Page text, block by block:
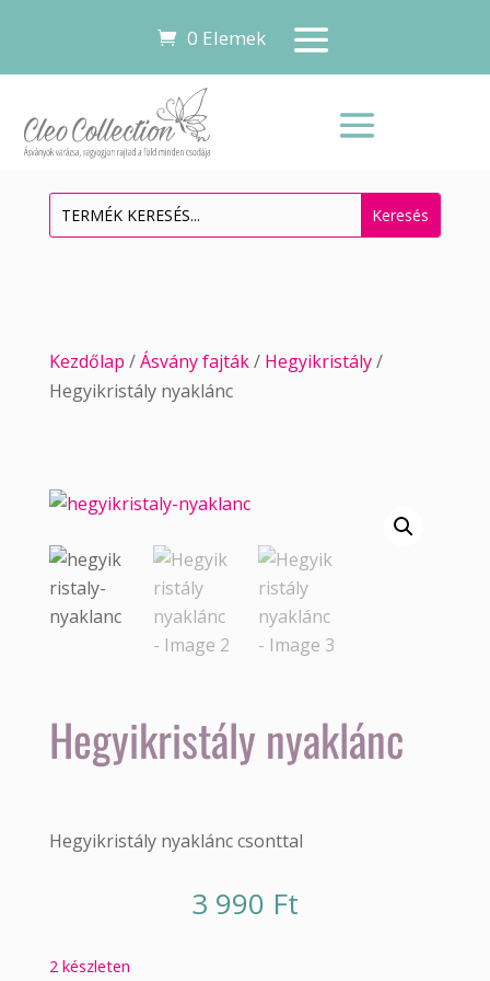
0 Elemek
Kezdőlap /Ásvány fajták/ Hegyikristály/
Hegyikristály nyaklánc
Hegyikristály nyaklánc
Hegyikristály nyaklánc csonttal
3 990 Ft
2 készleten